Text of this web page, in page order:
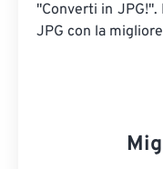
"Converti in
JPG con la